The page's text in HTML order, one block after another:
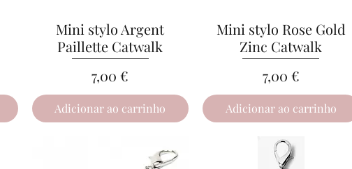
Visualização rápida
Mini stylo Argent
Paillette Catwalk
Preço
7,00 €
Adicionar ao carrinho
Visualização rápida
Mini stylo Rose Gold
Zinc Catwalk
Preço
7,00 €
Adicionar ao carrinho